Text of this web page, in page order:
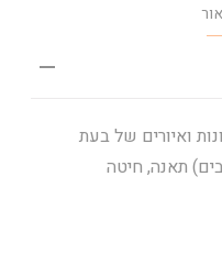
ואיורים של בעת
תאנה, חיטה